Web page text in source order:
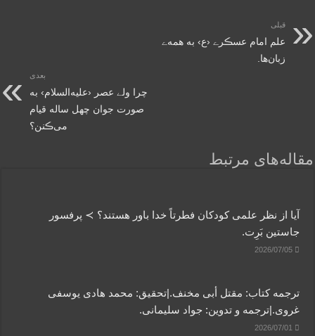
قبلی
علم امام عسڪرے ‹ع› به همه‌ے
زبان‌ها.
بعدی
چرا ولے عصر ‹علیه‌السلام› به
صورت جوان چهل ساله قیام
می‌ڪنن؟
مقاله‌های مرتبط
آیا از نظر علمی کودکان فطرتاً خدا باور هستند؟ ≻ پرفسور
جاستین بَرِت.
2026/07/05
ترجمه کتاب: مقتل أبی مخنف.|تحقیق: محمد هادی یوسفی
غروی.|ترجمه و تدوین: جواد سلیمانی.
2026/07/01